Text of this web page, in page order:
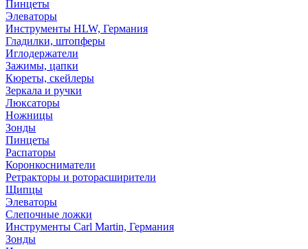
Пинцеты
Элеваторы
Инструменты HLW, Германия
Гладилки, штопферы
Иглодержатели
Зажимы, цапки
Кюреты, скейлеры
Зеркала и ручки
Люксаторы
Ножницы
Зонды
Пинцеты
Распаторы
Коронкосниматели
Ретракторы и роторасширители
Щипцы
Элеваторы
Слепочные ложки
Инструменты Carl Martin, Германия
Зонды